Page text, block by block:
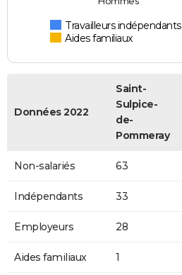
Travailleurs indépendants
Aides familiaux
Données 2022
Saint-
Sulpice-
de-
Pommeray
Non-salariés 63
Indépendants 33
Employeurs 28
Aides familiaux 1